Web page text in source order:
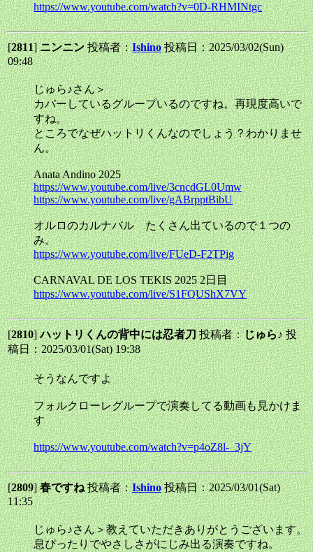
https://www.youtube.com/watch?v=0D-RHMINtgc
[2811]ニンニン投稿者：Ishino 投稿日：2025/03/02(Sun)
09:48
じゅら♪さん＞
カバーしているグループいるのですね。再現度高いで
すね。
ところでなぜハットリくんなのでしょう？わかりませ
ん。
Anata Andino 2025
https://www.youtube.com/live/3cncdGL0Umw
https://www.youtube.com/live/gABrpptBibU
オルロのカルナバル たくさん出ているので１つの
み。
https://www.youtube.com/live/FUeD-F2TPig
CARNAVAL DE LOS TEKIS 2025 2日目
https://www.youtube.com/live/S1FQUShX7VY
[2810]ハットリくんの背中には忍者刀投稿者：じゅら♪投
稿日：2025/03/01(Sat) 19:38
そうなんですよ
フォルクローレグループで演奏してる動画も見かけま
す
https://www.youtube.com/watch?v=p4oZ8l-_3jY
[2809]春ですね投稿者：Ishino 投稿日：2025/03/01(Sat)
11:35
じゅら♪さん＞教えていただきありがとうございます。
息ぴったりでやさしさがにじみ出る演奏ですね。